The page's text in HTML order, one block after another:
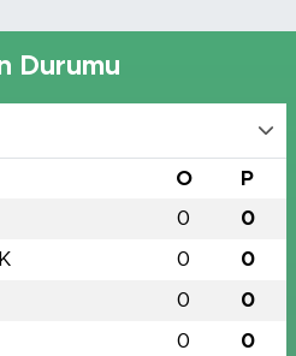
Durumu
O P
0 0
0 0
0 0
0 0